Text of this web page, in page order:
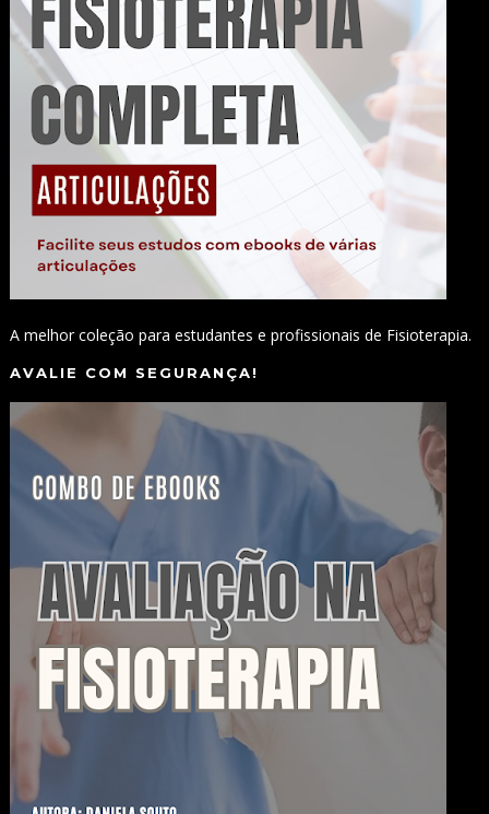
A melhor coleção para estudantes e profissionais de Fisioterapia.
AVALIE COM SEGURANÇA!